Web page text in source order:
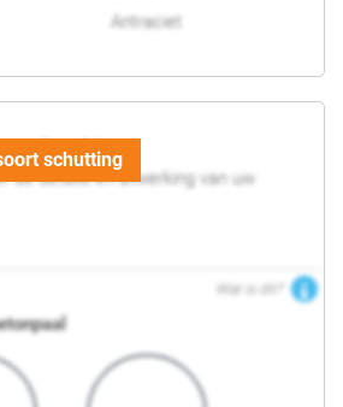
Antraciet
afwerking
de details en afwerking van uw
Wat is dit?